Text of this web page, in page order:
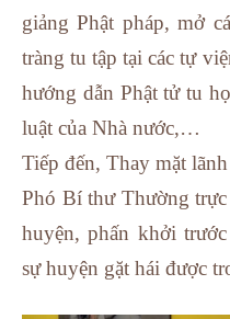
giảng Phật pháp, mở
tràng tu tập tại các tự
hướng dẫn Phật tử tu
luật của Nhà nước,…
Tiếp đến, Thay mặt
Phó Bí thư Thường
huyện, phấn khởi
sự huyện gặt hái được